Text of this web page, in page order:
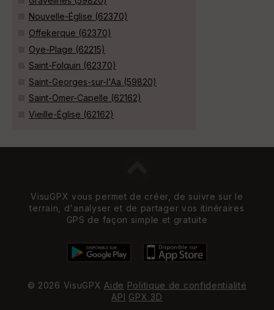
Nouvelle-Église (62370)
Offekerque (62370)
Oye-Plage (62215)
Saint-Folquin (62370)
Saint-Georges-sur-l'Aa (59820)
Saint-Omer-Capelle (62162)
Vieille-Église (62162)
VisuGPX vous permet de créer, de suivre sur le
terrain, d'analyser et de partager vos itinéraires
GPS de façon simple et gratuite
© 2026 VisuGPX Aide Politique de confidentialité
API GPX 3D